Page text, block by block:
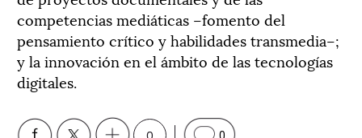
competencias mediáticas –fomento del
pensamiento crítico y habilidades transmedia–;
y la innovación en el ámbito de las tecnologías
digitales.
0